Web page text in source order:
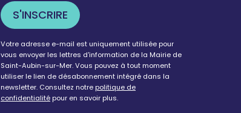
Votre adresse e-mail est uniquement utilisée pour
vous envoyer les lettres d'information de la Mairie de
Saint-Aubin-sur-Mer. Vous pouvez à tout moment
utiliser le lien de désabonnement intégré dans la
newsletter. Consultez notrepolitique de
confidentialitépour en savoir plus.